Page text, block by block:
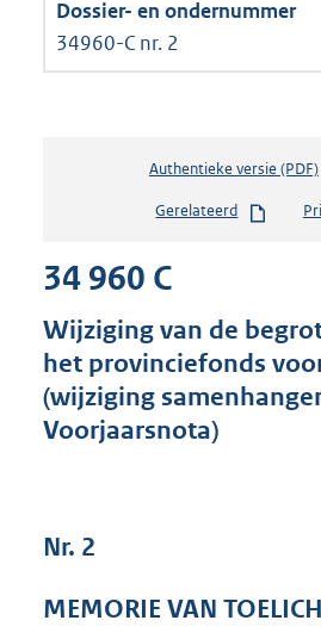
34960-C nr. 2
Authentieke versie (PDF)b
4
Gerelateerd
34 960 C
Wijziging van de
het provinciefonds
(wijziging
Voorjaarsnota)
Nr. 2
MEMORIE VAN